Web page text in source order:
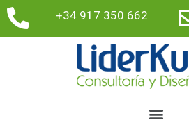
+34 917 350 662